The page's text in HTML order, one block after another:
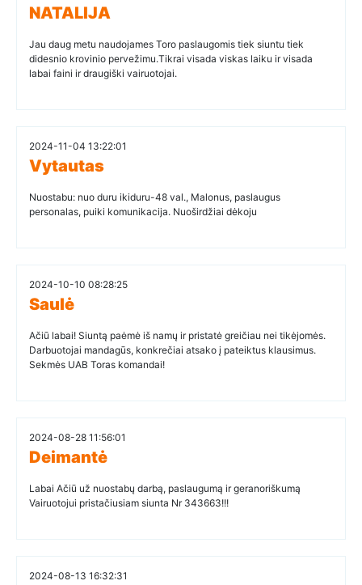
NATALIJA
Jau daug metu naudojames Toro paslaugomis tiek siuntu tiek
didesnio krovinio pervežimu.Tikrai visada viskas laiku ir visada
labai faini ir draugiški vairuotojai.
2024-11-04 13:22:01
Vytautas
Nuostabu: nuo duru ikiduru-48 val., Malonus, paslaugus
personalas, puiki komunikacija. Nuoširdžiai dėkoju
2024-10-10 08:28:25
Saulė
Ačiū labai! Siuntą paėmė iš namų ir pristatė greičiau nei tikėjomės.
Darbuotojai mandagūs, konkrečiai atsako į pateiktus klausimus.
Sekmės UAB Toras komandai!
2024-08-28 11:56:01
Deimantė
Labai Ačiū už nuostabų darbą, paslaugumą ir geranoriškumą
Vairuotojui pristačiusiam siunta Nr 343663!!!
2024-08-13 16:32:31